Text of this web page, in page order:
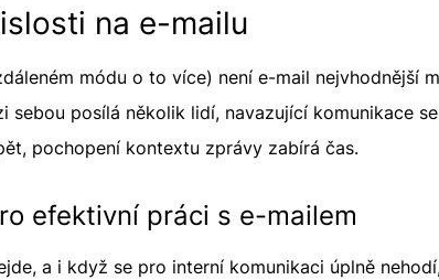
na e-mailu
módu o to více) není e-mail nejvhodnější
sebou posílá několik lidí, navazující komunikace
pochopení kontextu zprávy zabírá čas.
efektivní práci s e-mailem
a i když se pro interní komunikaci úplně